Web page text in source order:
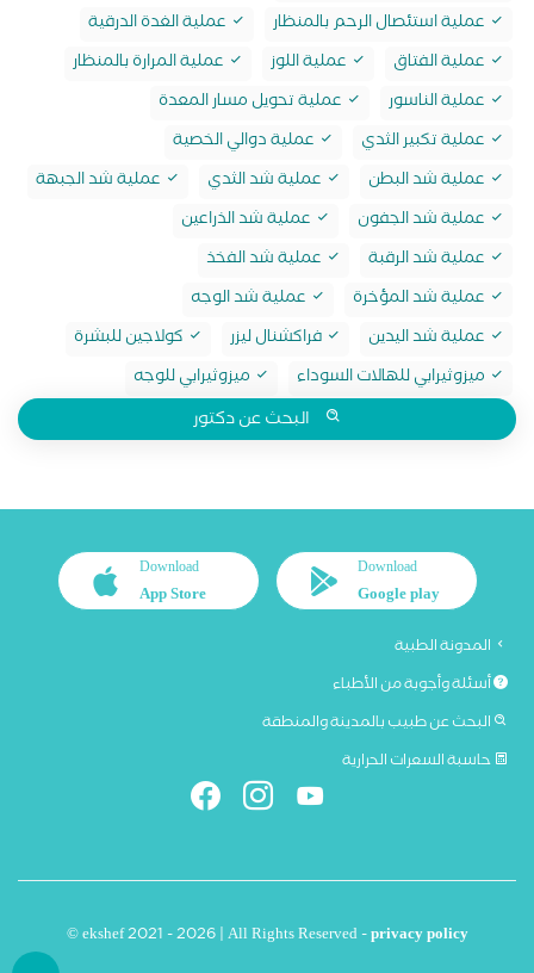
عملية استئصال الرحم بالمنظار
عملية الغدة الدرقية
عملية الفتاق
عملية اللوز
عملية المرارة بالمنظار
عملية الناسور
عملية تحويل مسار المعدة
عملية تكبير الثدي
عملية دوالي الخصية
عملية شد البطن
عملية شد الثدي
عملية شد الجبهة
عملية شد الجفون
عملية شد الذراعين
عملية شد الرقبة
عملية شد الفخذ
عملية شد المؤخرة
عملية شد الوجه
عملية شد اليدين
فراكشنال ليزر
كولاجين للبشرة
ميزوثيرابي للهالات السوداء
ميزوثيرابي للوجه
البحث عن دكتور
Download
Google play
Download
App Store
المدونة الطبية
أسئلة وأجوبة من الأطباء
البحث عن طبيب بالمدينة والمنطقة
حاسبة السعرات الحرارية
© ekshef 2021 - 2026 | All Rights Reserved -privacy policy